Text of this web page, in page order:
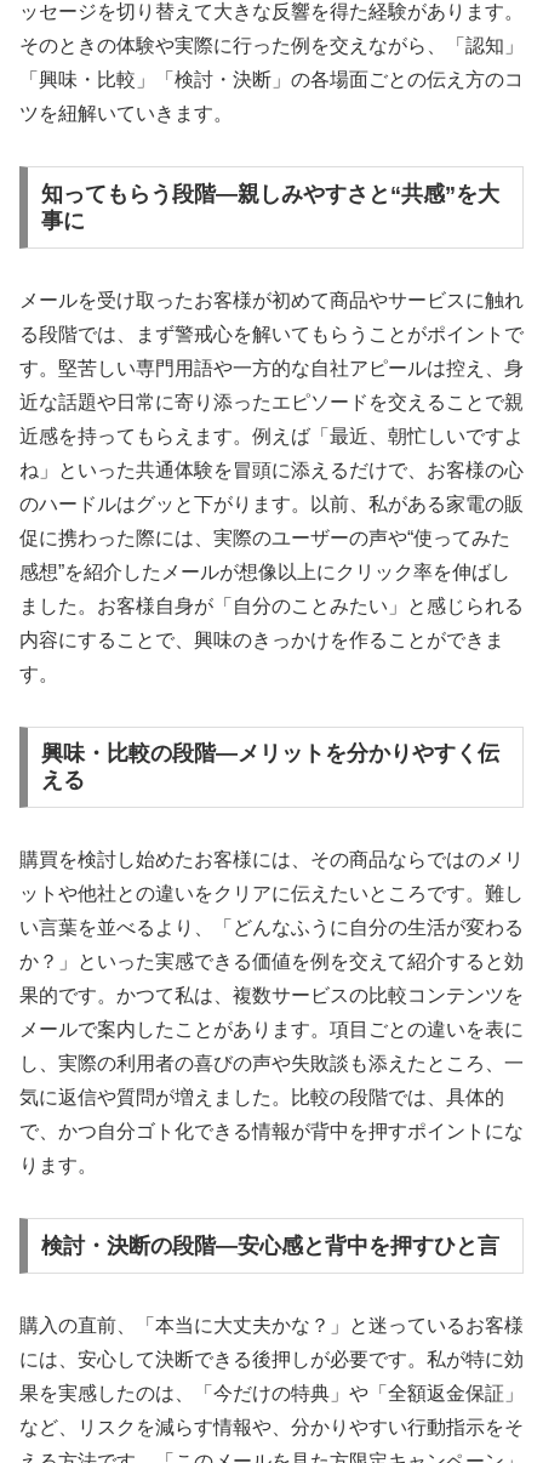
ッセージを切り替えて大きな反響を得た経験があります。
そのときの体験や実際に行った例を交えながら、「認知」
「興味・比較」「検討・決断」の各場面ごとの伝え方のコ
ツを紐解いていきます。
知ってもらう段階―親しみやすさと“共感”を大
事に
メールを受け取ったお客様が初めて商品やサービスに触れ
る段階では、まず警戒心を解いてもらうことがポイントで
す。堅苦しい専門用語や一方的な自社アピールは控え、身
近な話題や日常に寄り添ったエピソードを交えることで親
近感を持ってもらえます。例えば「最近、朝忙しいですよ
ね」といった共通体験を冒頭に添えるだけで、お客様の心
のハードルはグッと下がります。以前、私がある家電の販
促に携わった際には、実際のユーザーの声や“使ってみた
感想”を紹介したメールが想像以上にクリック率を伸ばし
ました。お客様自身が「自分のことみたい」と感じられる
内容にすることで、興味のきっかけを作ることができま
す。
興味・比較の段階―メリットを分かりやすく伝
える
購買を検討し始めたお客様には、その商品ならではのメリ
ットや他社との違いをクリアに伝えたいところです。難し
い言葉を並べるより、「どんなふうに自分の生活が変わる
か？」といった実感できる価値を例を交えて紹介すると効
果的です。かつて私は、複数サービスの比較コンテンツを
メールで案内したことがあります。項目ごとの違いを表に
し、実際の利用者の喜びの声や失敗談も添えたところ、一
気に返信や質問が増えました。比較の段階では、具体的
で、かつ自分ゴト化できる情報が背中を押すポイントにな
ります。
検討・決断の段階―安心感と背中を押すひと言
購入の直前、「本当に大丈夫かな？」と迷っているお客様
には、安心して決断できる後押しが必要です。私が特に効
果を実感したのは、「今だけの特典」や「全額返金保証」
など、リスクを減らす情報や、分かりやすい行動指示をそ